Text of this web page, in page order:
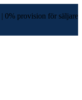
| 0% provision för säljare